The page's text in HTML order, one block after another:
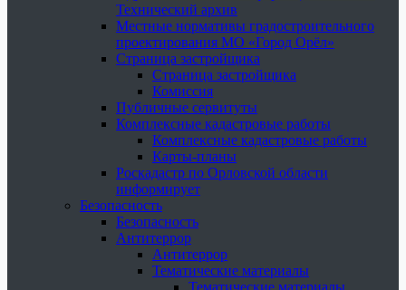
Технический архив
Местные нормативы градостроительного
проектирования МО «Город Орёл»
Страница застройщика
Страница застройщика
Комиссия
Публичные сервитуты
Комплексные кадастровые работы
Комплексные кадастровые работы
Карты-планы
Роскадастр по Орловской области
информирует
Безопасность
Безопасность
Антитеррор
Антитеррор
Тематические материалы
Тематические материалы